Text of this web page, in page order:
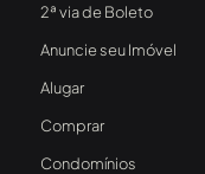
2ª via de Boleto
Anuncie seu Imóvel
Alugar
Comprar
Condomínios